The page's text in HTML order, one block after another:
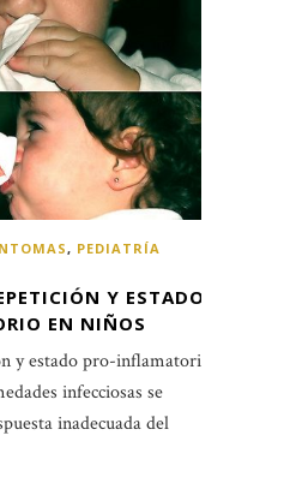
, PEDIATRÍA
Y ESTADO
EN NIÑOS
y estado pro-inflamatorio
infecciosas se
inadecuada del